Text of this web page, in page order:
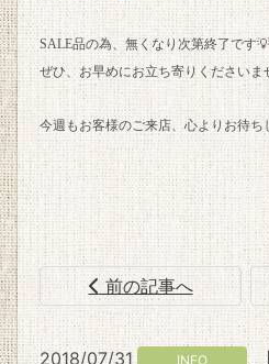
SALE品の為、無くなり次第終了です💡
ぜひ、お早めにお立ち寄りくださいま
今週もお客様のご来店、心よりお待ち
前の記事へ
2018/07/31 INFO